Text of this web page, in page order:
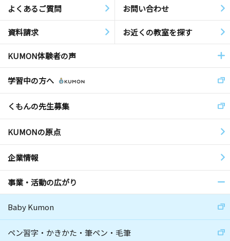
よくあるご質問 お問い合わせ
資料請求 お近くの教室を探す
KUMON体験者の声
学習中の方へ
くもんの先生募集
KUMONの原点
企業情報
事業・活動の広がり
Baby Kumon
ペン習字・かきかた・筆ペン・毛筆